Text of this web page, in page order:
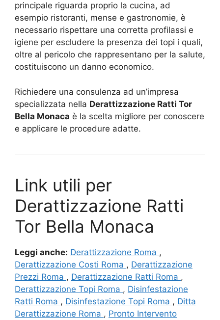
principale riguarda proprio la cucina, ad
esempio ristoranti, mense e gastronomie, è
necessario rispettare una corretta profilassi e
igiene per escludere la presenza dei topi i quali,
oltre al pericolo che rappresentano per la salute,
costituiscono un danno economico.
Richiedere una consulenza ad un’impresa
specializzata nella Derattizzazione Ratti Tor
Bella Monaca è la scelta migliore per conoscere
e applicare le procedure adatte.
Link utili per
Derattizzazione Ratti
Tor Bella Monaca
Leggi anche: Derattizzazione Roma ,
Derattizzazione Costi Roma , Derattizzazione
Prezzi Roma , Derattizzazione Ratti Roma ,
Derattizzazione Topi Roma , Disinfestazione
Ratti Roma , Disinfestazione Topi Roma , Ditta
Derattizzazione Roma , Pronto Intervento